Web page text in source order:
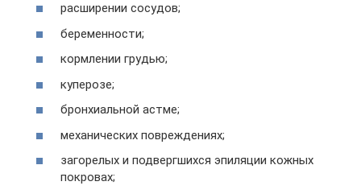
расширении сосудов;
беременности;
кормлении грудью;
куперозе;
бронхиальной астме;
механических повреждениях;
загорелых и подвергшихся эпиляции кожных
покровах;